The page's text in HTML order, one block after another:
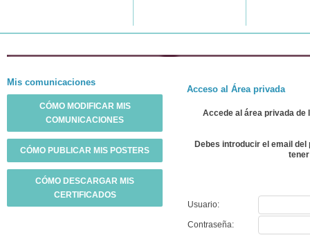
Acceso al Área privada
Accede al área privada de
Debes introducir el email
Usuario:
Contraseña:
Mis comunicaciones
CÓMO MODIFICAR MIS
COMUNICACIONES
CÓMO PUBLICAR MIS POSTERS
CÓMO DESCARGAR MIS
CERTIFICADOS